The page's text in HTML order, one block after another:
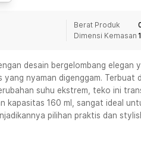
Senin - Sabtu (09:00-
Senin - Sabtu (09:00-
Barat
Senin - Jumat (07:00
Senin - Jumat (08:00 - 20:00),
Berat Produk
Dimensi Kemasan
desain bergelombang elegan
yang nyaman digenggam. Terbuat
suhu ekstrem, teko ini
kapasitas 160 ml, sangat ideal
pilihan praktis dan